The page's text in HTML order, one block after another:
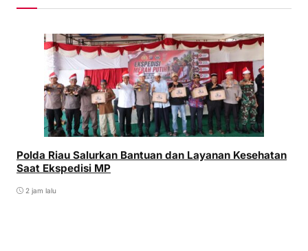
Polda Riau Salurkan Bantuan dan Layanan Kesehatan
Saat Ekspedisi MP
2 jam lalu